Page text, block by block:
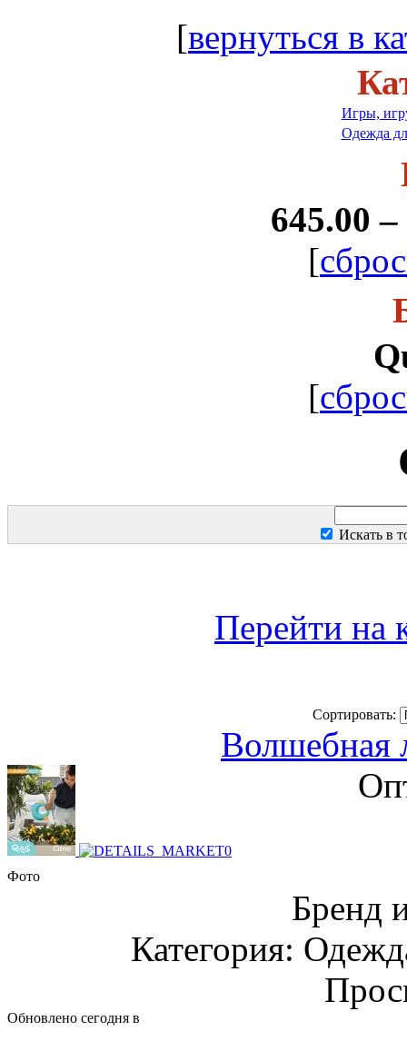
[вернуться в
Игры,
Одежда
645.00
[
[
Искать в
Перейти на
Сортировать:
Волшебная
Фото
Бренд
Категория:
Обновлено сегодня в